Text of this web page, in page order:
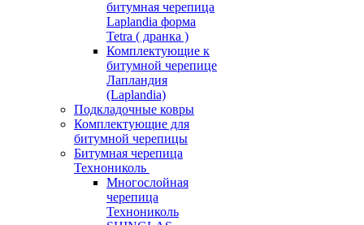
битумная черепица
Laplandia форма
Tetra ( дранка )
Комплектующие к
битумной черепице
Лапландия
(Laplandia)
Подкладочные ковры
Комплектующие для
битумной черепицы
Битумная черепица
Технониколь
Многослойная
черепица
Технониколь